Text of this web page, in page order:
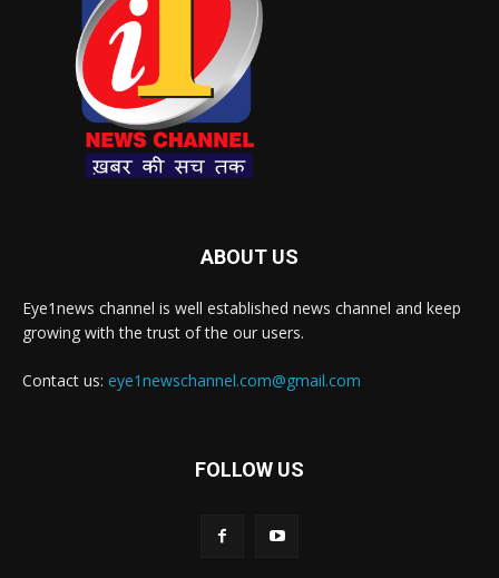
ABOUT US
Eye1news channel is well established news channel and keep
growing with the trust of the our users.
Contact us: eye1newschannel.com@gmail.com
FOLLOW US